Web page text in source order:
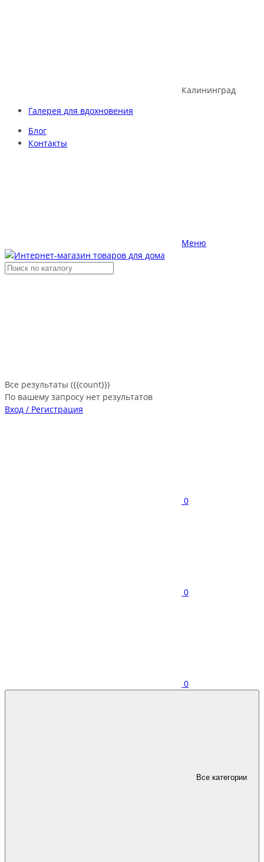
Калининград
Галерея для вдохновения
Блог
Контакты
Меню
Все результаты ({{count}})
По вашему запросу нет результатов
Вход / Регистрация
0
0
0
Все категории